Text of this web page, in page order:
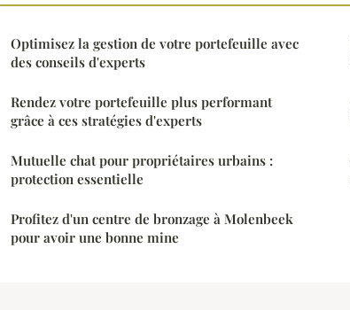
Optimisez la gestion de votre portefeuille avec
des conseils d'experts
Rendez votre portefeuille plus performant
grâce à ces stratégies d'experts
Mutuelle chat pour propriétaires urbains :
protection essentielle
Profitez d'un centre de bronzage à Molenbeek
pour avoir une bonne mine